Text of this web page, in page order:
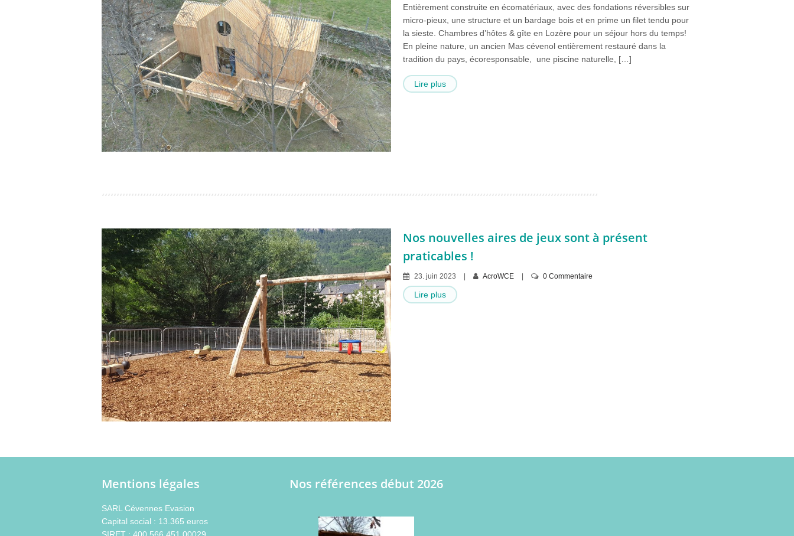
Entièrement construite en écomatériaux, avec des fondations réversibles sur
micro-pieux, une structure et un bardage bois et en prime un filet tendu pour
la sieste. Chambres d’hôtes & gîte en Lozère pour un séjour hors du temps!
En pleine nature, un ancien Mas cévenol entièrement restauré dans la
tradition du pays, écoresponsable, une piscine naturelle, […]
Lire plus
Nos nouvelles aires de jeux sont à présent
praticables !
23. juin 2023 AcroWCE 0 Commentaire
Lire plus
Mentions légales
SARL Cévennes Evasion
Capital social : 13.365 euros
Nos références début 2026